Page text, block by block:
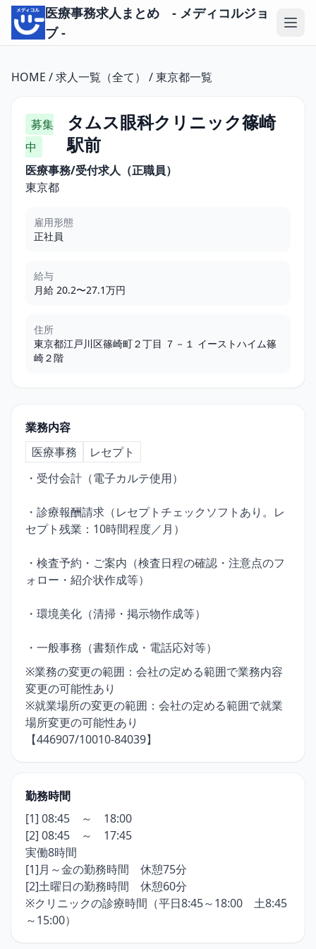
医療事務求人まとめ - メディコルジョ
ブ -
HOME /求人一覧（全て） /東京都一覧
募集
中
タムス眼科クリニック篠崎
駅前
医療事務/受付求人（正職員）
東京都
雇用形態
正社員
給与
月給 20.2〜27.1万円
住所
東京都江戸川区篠崎町２丁目 ７－１ イーストハイム篠
崎２階
業務内容
医療事務
レセプト
・受付会計（電子カルテ使用）
・診療報酬請求（レセプトチェックソフトあり。レ
セプト残業：10時間程度／月）
・検査予約・ご案内（検査日程の確認・注意点のフ
ォロー・紹介状作成等）
・環境美化（清掃・掲示物作成等）
・一般事務（書類作成・電話応対等）
※業務の変更の範囲：会社の定める範囲で業務内容
変更の可能性あり
※就業場所の変更の範囲：会社の定める範囲で就業
場所変更の可能性あり
【446907/10010-84039】
勤務時間
[1] 08:45 ～ 18:00
[2] 08:45 ～ 17:45
実働8時間
[1]月～金の勤務時間 休憩75分
[2]土曜日の勤務時間 休憩60分
※クリニックの診療時間（平日8:45～18:00 土8:45
～15:00）